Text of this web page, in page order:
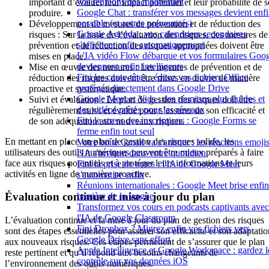
Google Chat : transférer vos messages devient
possible (et autres nouveautés)
Google Agenda : vos calendriers secondaires
s'affichent enfin automatiquement
L'IA vidéo Flow débarque et vos formulaires
deviennent enfin intelligents
Fini les casse-têtes : éditez vos fichiers Office
protégés directement dans Google Drive
Google Meet et Vids : des réunions plus fluides et
des vidéos prêtes pour les réseaux
Fini le stress des inscriptions : Google Forms se
ferme enfin tout seul
Votre boîte Gmail va s'animer : les réactions
l'IA s'invitent dans votre quotidien
Fini la prise de notes : l'IA de Google Meet
s'automatise enfin
Réunions internationales : Google Meet brise
barrière de la langue
Transformez vos cours en podcasts captivants avec
l'IA de Google Classroom
Fini Dropbox ? Migrez enfin vos fichiers vers
Google Drive sans effort
Apple Intelligence et Google Workspace : gardez
contrôle sur vos données iOS
produire.
Développement de mesures de prévention et de réduction des
risques : Sur la base de l’évaluation des risques, des mesures de
prévention et de réduction des risques appropriées doivent être
mises en place.
Mise en œuvre des mesures : Les mesures de prévention et de
réduction des risques doivent être mises en œuvre de manière
proactive et systématique.
Suivi et évaluation : Le plan de gestion des risques doit être
régulièrement suivi et évalué pour s’assurer de son efficacité et
de son adéquation aux nouveaux risques.
En mettant en place un plan de gestion des risques solide, les
utilisateurs des outils numériques peuvent être mieux préparés à faire
face aux risques potentiels et à protéger leurs informations et leurs
activités en ligne de manière proactive.
Évaluation continue et mise à jour du plan
L’évaluation continue et la mise à jour du plan de gestion des risques
sont des étapes essentielles pour assurer son efficacité et son
aux nouveaux risques. Ces étapes permettent de s’assurer que le plan
reste pertinent et qu’il répond aux besoins changeants de
l’environnement des outils numériques.